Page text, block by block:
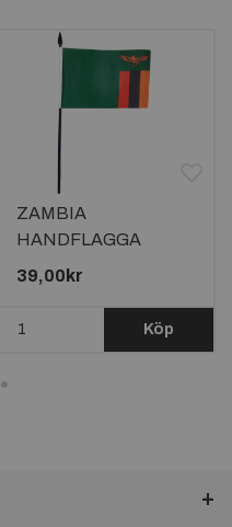
ZAMBIA
HANDFLAGGA
15X10CM
39,00kr
Köp